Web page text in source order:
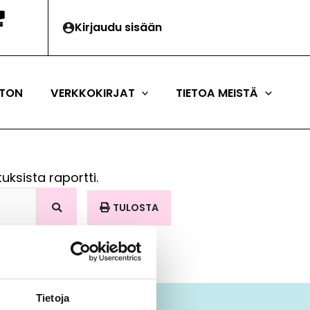
Tietoja
Kirjaudu sisään
VERKKOKIRJAT TIETOA MEISTÄ
raportti.
TULOSTA